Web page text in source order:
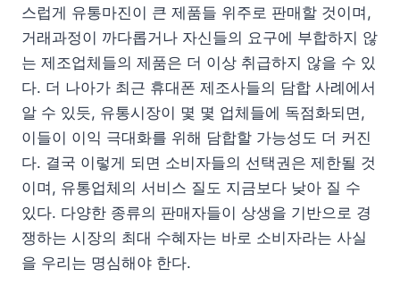
스럽게 유통마진이 큰 제품들 위주로 판매할 것이며,
거래과정이 까다롭거나 자신들의 요구에 부합하지 않
는 제조업체들의 제품은 더 이상 취급하지 않을 수 있
다. 더 나아가 최근 휴대폰 제조사들의 담합 사례에서
알 수 있듯, 유통시장이 몇 몇 업체들에 독점화되면,
이들이 이익 극대화를 위해 담합할 가능성도 더 커진
다. 결국 이렇게 되면 소비자들의 선택권은 제한될 것
이며, 유통업체의 서비스 질도 지금보다 낮아 질 수
있다. 다양한 종류의 판매자들이 상생을 기반으로 경
쟁하는 시장의 최대 수혜자는 바로 소비자라는 사실
을 우리는 명심해야 한다.